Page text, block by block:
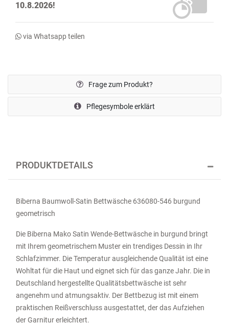
10.8.2026!
via Whatsapp teilen
Frage zum Produkt?
Pflegesymbole erklärt
PRODUKTDETAILS
Biberna Baumwoll-Satin Bettwäsche 636080-546 burgund
geometrisch
Die Biberna Mako Satin Wende-Bettwäsche in burgund bringt
mit Ihrem geometrischem Muster ein trendiges Dessin in Ihr
Schlafzimmer. Die Temperatur ausgleichende Qualität ist eine
Wohltat für die Haut und eignet sich für das ganze Jahr. Die in
Deutschland hergestellte Qualitätsbettwäsche ist sehr
angenehm und atmungsaktiv. Der Bettbezug ist mit einem
praktischen Reißverschluss ausgestattet, der das Aufziehen
der Garnitur erleichtert.